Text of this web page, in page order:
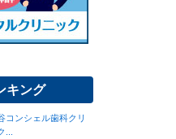
キング
コンシェル歯科クリ
...